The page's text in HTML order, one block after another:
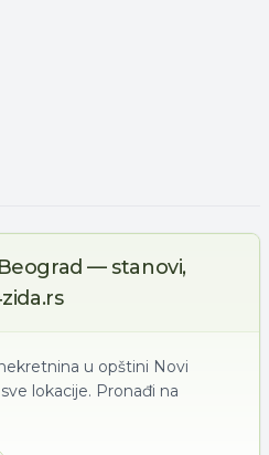
— stanovi,
u opštini Novi
lokacije. Pronađi na